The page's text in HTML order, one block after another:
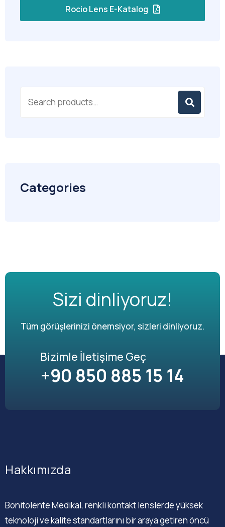
Rocio Lens E-Katalog
Categories
Sizi dinliyoruz!
Tüm görüşlerinizi önemsiyor, sizleri dinliyoruz.
Bizimle İletişime Geç
+90 850 885 15 14
Hakkımızda
Bonitolente Medikal, renkli kontakt lenslerde yüksek
teknoloji ve kalite standartlarını bir araya getiren öncü